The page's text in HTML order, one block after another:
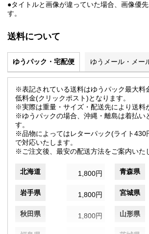
●タイトルと画像が違っていた場合、画像優
す。
送料について
ゆうパック・宅配便 ゆうメール・メー
※表記されている送料はゆうパック最大料
低料金(クリックポスト)となります。
※実際は重量・サイズ・配送先により送料
※ゆうパックの場合、沖縄・離島は着払い
す。
※品物によってはレターパック(ライト430
で対応いたします。
※ご注文後、最安の配送方法をご案内いた
北海道 1,800円 青森県
岩手県 1,800円 宮城県
秋田県 1,800円 山形県